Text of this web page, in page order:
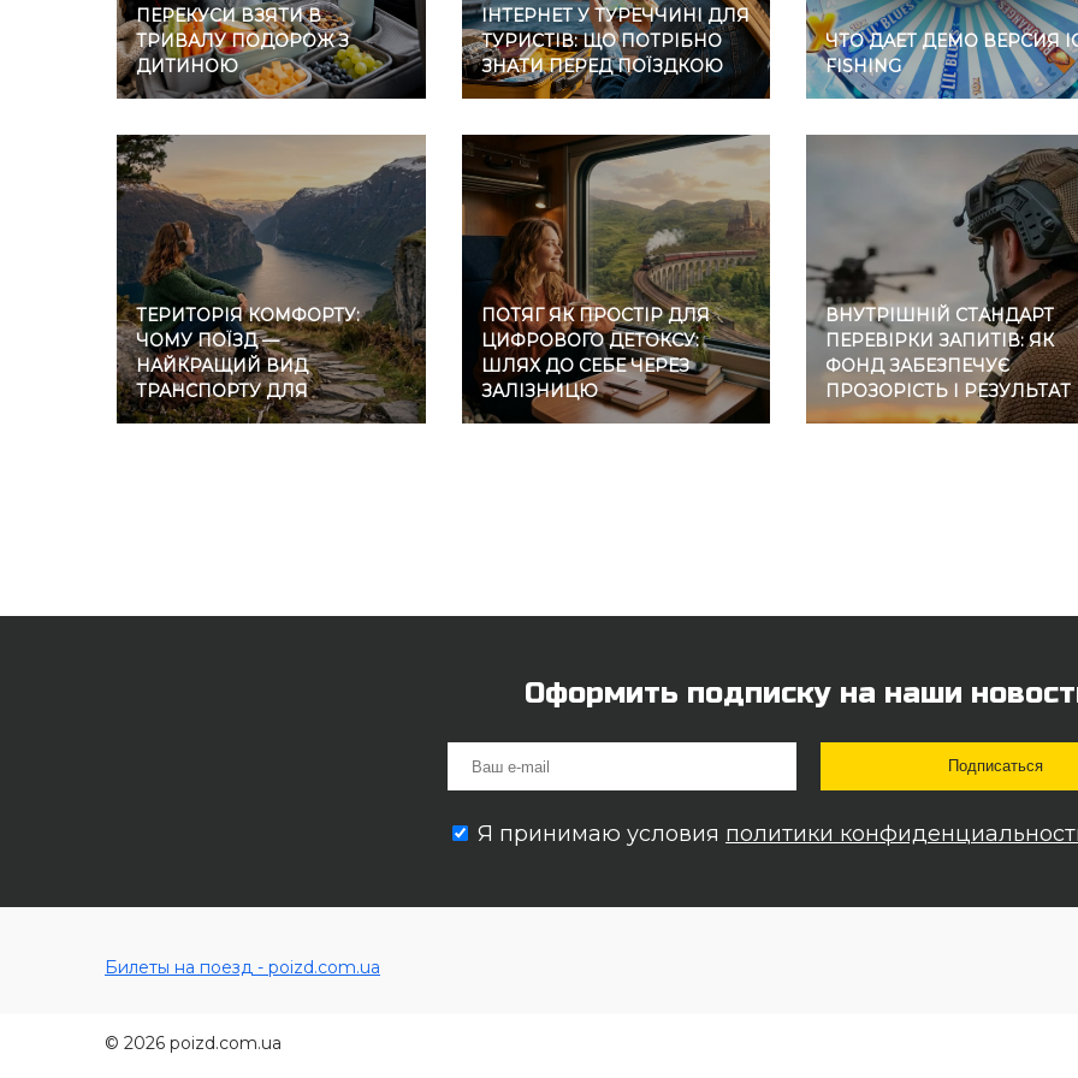
ПЕРЕКУСИ ВЗЯТИ В
ТРИВАЛУ ПОДОРОЖ З
ДИТИНОЮ
ІНТЕРНЕТ У ТУРЕЧЧИНІ ДЛЯ
ТУРИСТІВ: ЩО ПОТРІБНО
ЗНАТИ ПЕРЕД ПОЇЗДКОЮ
ЧТО ДАЕТ ДЕМО ВЕРСИЯ
FISHING
ТЕРИТОРІЯ КОМФОРТУ:
ЧОМУ ПОЇЗД —
НАЙКРАЩИЙ ВИД
ТРАНСПОРТУ ДЛЯ
ІНТРОВЕРТІВ
ПОТЯГ ЯК ПРОСТІР ДЛЯ
ЦИФРОВОГО ДЕТОКСУ:
ШЛЯХ ДО СЕБЕ ЧЕРЕЗ
ЗАЛІЗНИЦЮ
ВНУТРІШНІЙ СТАНДАРТ
ПЕРЕВІРКИ ЗАПИТІВ: ЯК
ФОНД ЗАБЕЗПЕЧУЄ
ПРОЗОРІСТЬ І РЕЗУЛЬТАТ
Оформить подписку на наши
Я принимаю условия политики
Билеты на поезд - poizd.com.ua
© 2026 poizd.com.ua